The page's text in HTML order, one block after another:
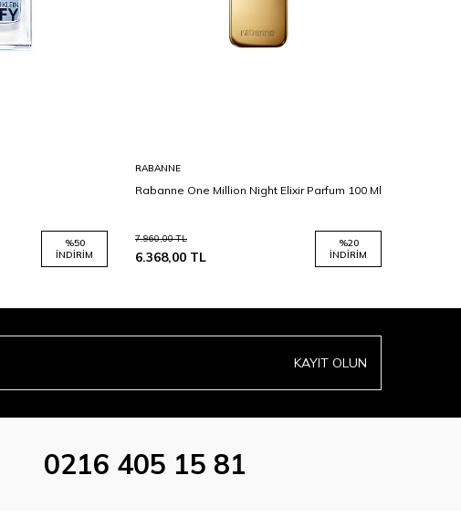
%50
İNDIRIM
RABANNE
Rabanne One Million Night Elixir Parfum 100 Ml
7.960,00TL
6.368,00 TL
%20
İNDIRIM
KAYIT OLUN
0216 405 15 81